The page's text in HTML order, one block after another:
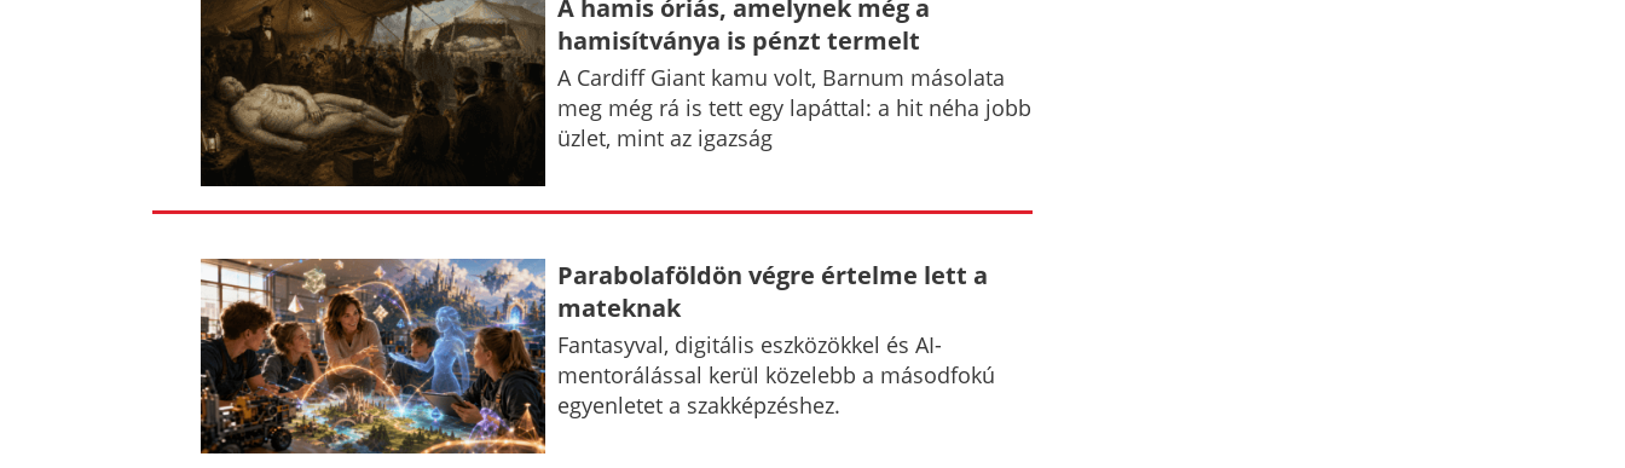
A hamis óriás, amelynek még a
hamisítványa is pénzt termelt
A Cardiff Giant kamu volt, Barnum másolata
meg még rá is tett egy lapáttal: a hit néha jobb
üzlet, mint az igazság
Parabolaföldön végre értelme lett a
mateknak
Fantasyval, digitális eszközökkel és AI-
mentorálással kerül közelebb a másodfokú
egyenletet a szakképzéshez.